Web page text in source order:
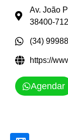
Av. João
38400-712
(34)
https://
Agendar